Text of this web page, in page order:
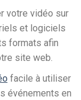
votre vidéo sur
et logiciels
formats afin
site web.
facile à utiliser
événements en